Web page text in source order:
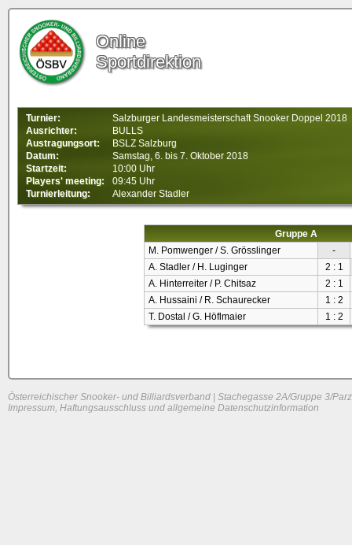
Online
Sportdirektion
Turnier:
Salzburger Landesmeisterschaft Snooker Doppel 2018
Ausrichter:
BULLS
Austragungsort:
BSLZ Salzburg
Datum:
Samstag, 6. bis 7. Oktober 2018
Startzeit:
10:00 Uhr
Players' meeting:
09:45 Uhr
Turnierleitung:
Alexander Stadler
Gruppe A
M. Pomwenger / S. Grösslinger
-
A. Stadler / H. Luginger
2 : 1
A. Hinterreiter / P. Chitsaz
2 : 1
A. Hussaini / R. Schaurecker
1 : 2
T. Dostal / G. Höflmaier
1 : 2
Österreichischer Snooker- und Billiardsverband | Stachegasse 2A/Gruppe 3/
Impressum, Haftungsausschluss und allgemeine Datenschutzinformation